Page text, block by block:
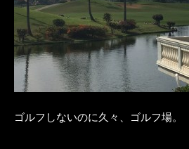
ゴルフしないのに久々、ゴルフ場。